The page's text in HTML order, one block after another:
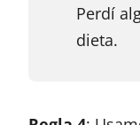
Perdí
dieta.